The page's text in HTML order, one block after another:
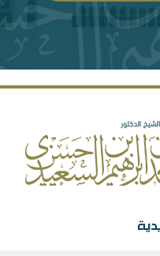
السلفيين . ومنه مقتضبات من
نصح بعلم وحكم بعدل
عنها والانحراف بها..ورقة د.محمد
عن الشيخ سعد الشثري تجاه
مهرجان جروزني بين